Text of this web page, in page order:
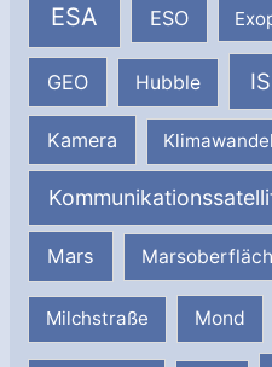
ESA ESO
GEO Hubble
Kamera Klimawandel
Mars
Milchstraße Mond